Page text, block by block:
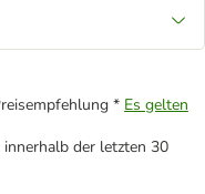
* Es gelten
der letzten 30